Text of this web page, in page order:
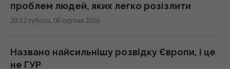
проблем людей, яких легко розізлити
20:12 субота, 08 серпня 2026
Названо найсильнішу розвідку Європи, і це
не ГУР